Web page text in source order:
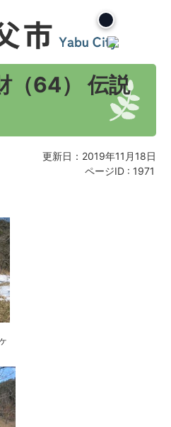
（64） 伝説
更新日：2019年11月18日
ページID : 1971